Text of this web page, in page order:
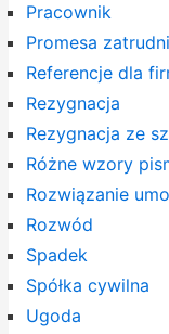
Pracownik
Promesa
Referencje dla
Rezygnacja
Rezygnacja ze
Różne wzory
Rozwiązanie
Rozwód
Spadek
Spółka cywilna
Ugoda